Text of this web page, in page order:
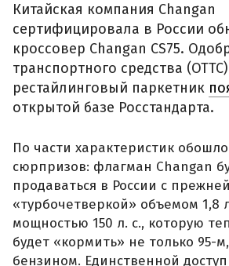
Китайская компания Changan
сертифицировала в России
кроссовер Changan CS75.
транспортного средства
рестайлинговый паркетник
открытой базе Росстандарта.
По части характеристик
сюрпризов: флагман Changan
продаваться в России с
«турбочетверкой» объемом 1,8
мощностью 150 л. с., которую
будет «кормить» не только 95-
бензином. Единственной